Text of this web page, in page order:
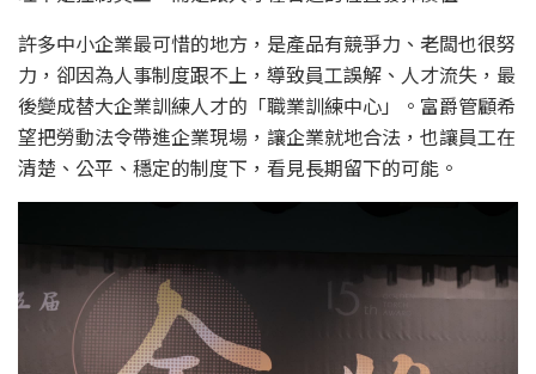
許多中小企業最可惜的地方，是產品有競爭力、老闆也很努
力，卻因為人事制度跟不上，導致員工誤解、人才流失，最
後變成替大企業訓練人才的「職業訓練中心」。富爵管顧希
望把勞動法令帶進企業現場，讓企業就地合法，也讓員工在
清楚、公平、穩定的制度下，看見長期留下的可能。